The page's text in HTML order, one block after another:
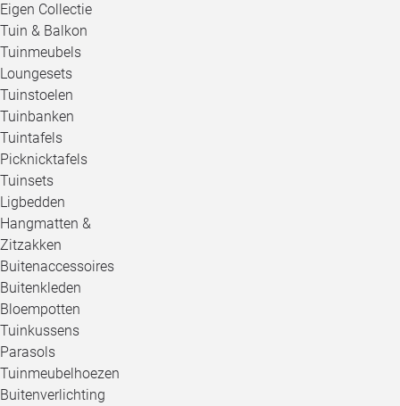
Eigen Collectie
Tuin & Balkon
Tuinmeubels
Loungesets
Tuinstoelen
Tuinbanken
Tuintafels
Picknicktafels
Tuinsets
Ligbedden
Hangmatten &
Zitzakken
Buitenaccessoires
Buitenkleden
Bloempotten
Tuinkussens
Parasols
Tuinmeubelhoezen
Buitenverlichting